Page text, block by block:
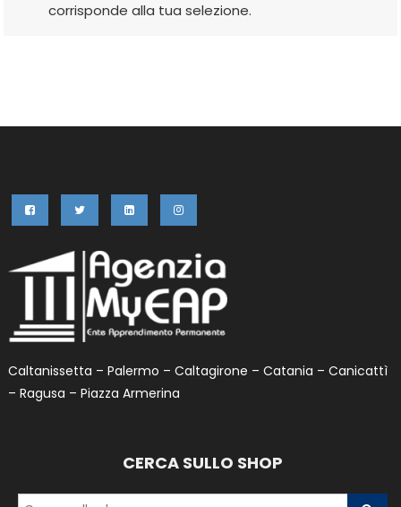
corrisponde alla tua selezione.
Caltanissetta – Palermo – Caltagirone – Catania – Canicattì
– Ragusa – Piazza Armerina
CERCA SULLO SHOP